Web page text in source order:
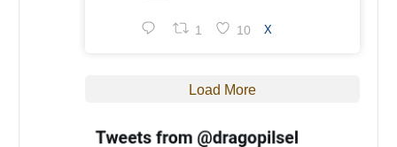
1 10 X
Load More